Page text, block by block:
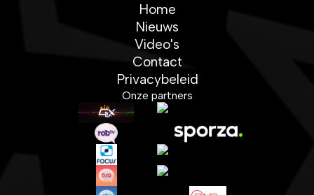
Home
Nieuws
Video's
Contact
Privacybeleid
Onze partners